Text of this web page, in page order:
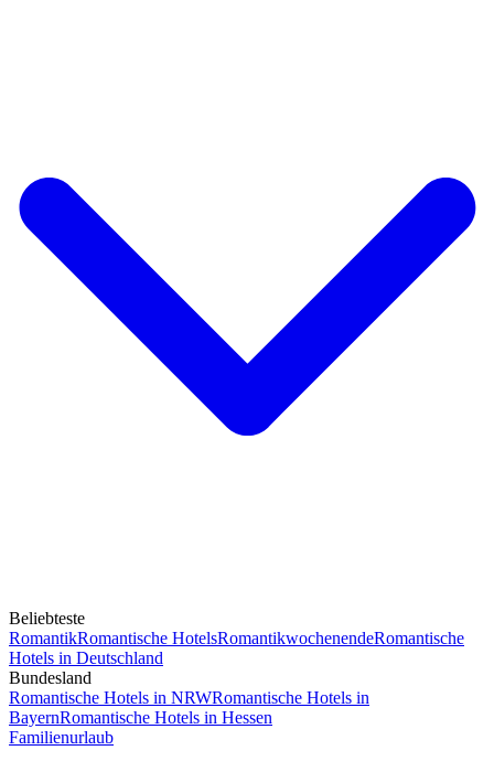
Beliebteste
RomantikRomantische HotelsRomantikwochenendeRomantische
Hotels in Deutschland
Bundesland
Romantische Hotels in NRWRomantische Hotels in
BayernRomantische Hotels in Hessen
Familienurlaub